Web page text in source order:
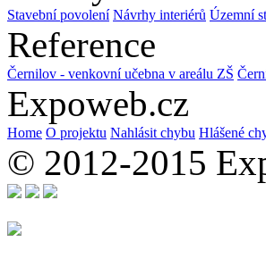
Stavební povolení Návrhy interiérů Územní
Reference
Černilov - venkovní učebna v areálu ZŠ
Expoweb.cz
Home O projektu Nahlásit chybu Hlášené
© 2012-2015